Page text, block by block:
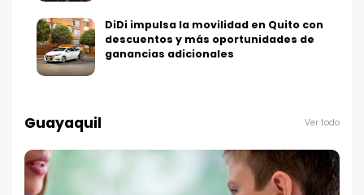
DiDi impulsa la movilidad en Quito con
descuentos y más oportunidades de
ganancias adicionales
Guayaquil Ver todo